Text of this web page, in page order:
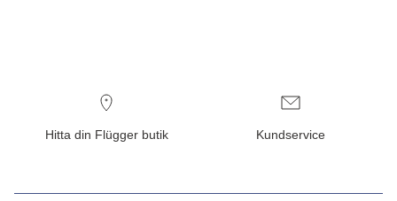
Hitta din Flügger butik Kundservice